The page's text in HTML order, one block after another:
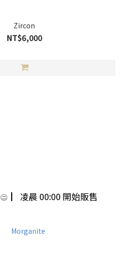
Zircon
NT$6,000
㊁▏凌晨 00:00 開始販售